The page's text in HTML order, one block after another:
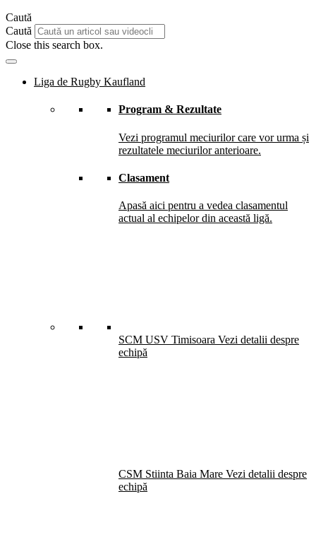
Caută
Caută
Close this search box.
Liga de Rugby Kaufland
Program & Rezultate
Vezi programul meciurilor care vor urma și
rezultatele meciurilor anterioare.
Clasament
Apasă aici pentru a vedea clasamentul
actual al echipelor din această ligă.
SCM USV Timisoara Vezi detalii despre
echipă
CSM Stiinta Baia Mare Vezi detalii despre
echipă